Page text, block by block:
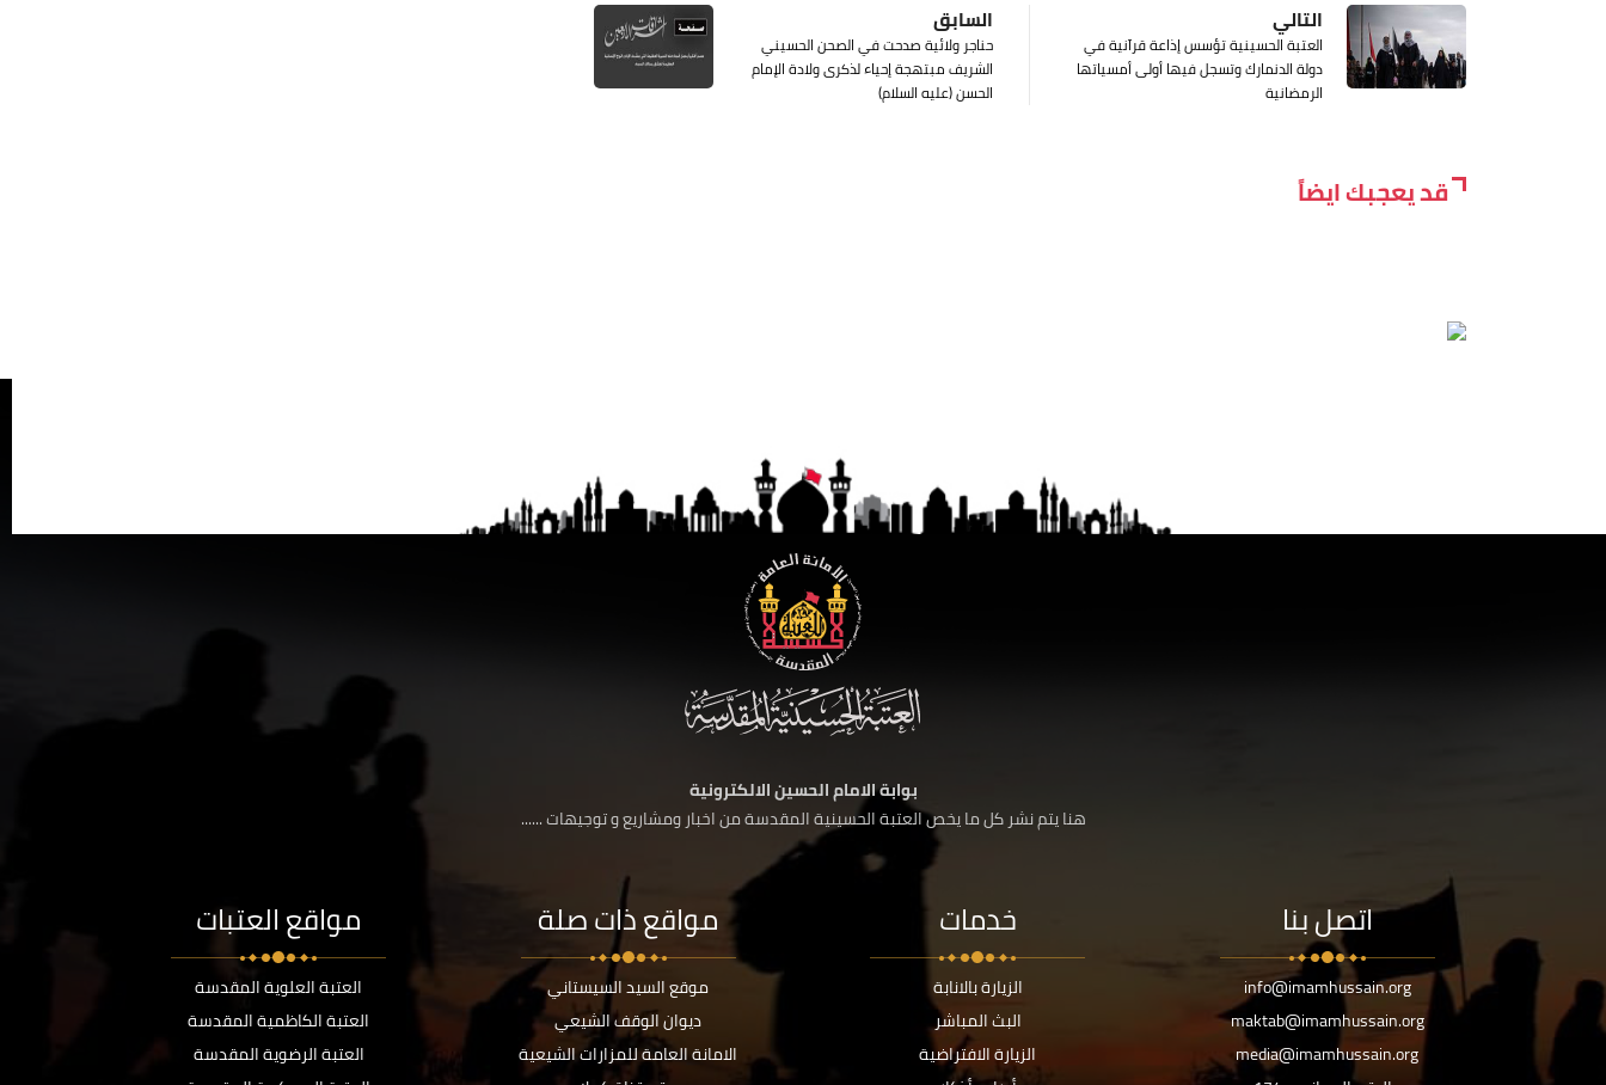
السابق
حناجر ولائية صدحت في الصحن الحسيني
الشريف مبتهجة إحياء لذكرى ولادة الإمام
الحسن (عليه السلام)
التالي
العتبة الحسينية تؤسس إذاعة قرآنية في
دولة الدنمارك وتسجل فيها أولى أمسياتها
الرمضانية
قد يعجبك ايضاً
بوابة الامام الحسين الالكترونية
هنا يتم نشر كل ما يخص العتبة الحسينية المقدسة من اخبار ومشاريع و توجيهات ......
اتصل بنا
info@imamhussain.org
maktab@imamhussain.org
media@imamhussain.org
خدمات
الزيارة بالانابة
البث المباشر
الزيارة الافتراضية
مواقع ذات صلة
موقع السيد السيستاني
ديوان الوقف الشيعي
الامانة العامة للمزارات الشيعية
مواقع العتبات
العتبة العلوية المقدسة
العتبة الكاظمية المقدسة
العتبة الرضوية المقدسة